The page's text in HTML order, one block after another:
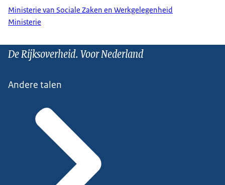
Ministerie van Sociale Zaken en Werkgelegenheid
Ministerie
De Rijksoverheid. Voor Nederland
Andere talen